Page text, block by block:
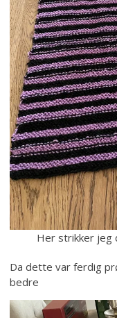
Her strikker jeg
Da dette var ferdig
bedre